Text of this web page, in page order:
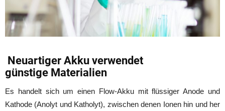
Neuartiger Akku verwendet
günstige Materialien
Es handelt sich um einen Flow-Akku mit flüssiger Anode und
Kathode (Anolyt und Katholyt), zwischen denen Ionen hin und her